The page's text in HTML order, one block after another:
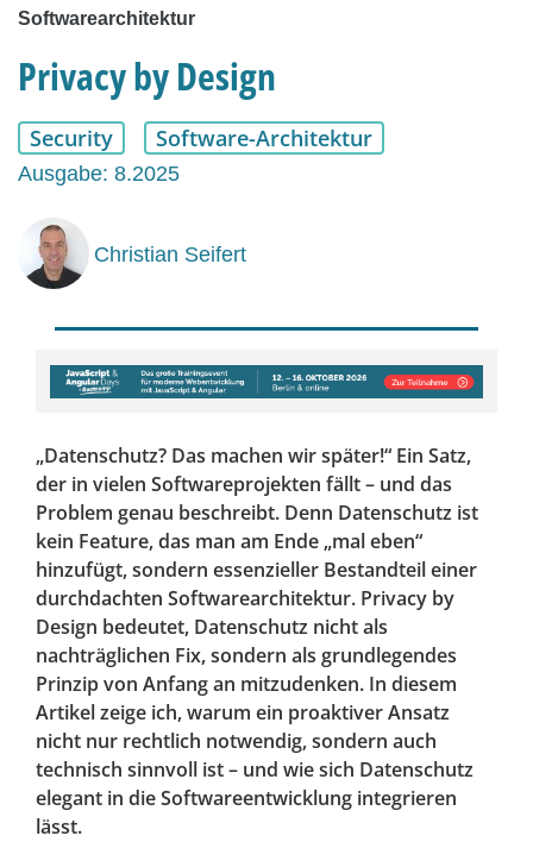
Softwarearchitektur
Privacy by Design
Security Software-Architektur
Ausgabe: 8.2025
Christian Seifert
„Datenschutz? Das machen wir später!“ Ein Satz,
der in vielen Softwareprojekten fällt – und das
Problem genau beschreibt. Denn Datenschutz ist
kein Feature, das man am Ende „mal eben“
hinzufügt, sondern essenzieller Bestandteil einer
durchdachten Softwarearchitektur. Privacy by
Design bedeutet, Datenschutz nicht als
nachträglichen Fix, sondern als grundlegendes
Prinzip von Anfang an mitzudenken. In diesem
Artikel zeige ich, warum ein proaktiver Ansatz
nicht nur rechtlich notwendig, sondern auch
technisch sinnvoll ist – und wie sich Datenschutz
elegant in die Softwareentwicklung integrieren
lässt.